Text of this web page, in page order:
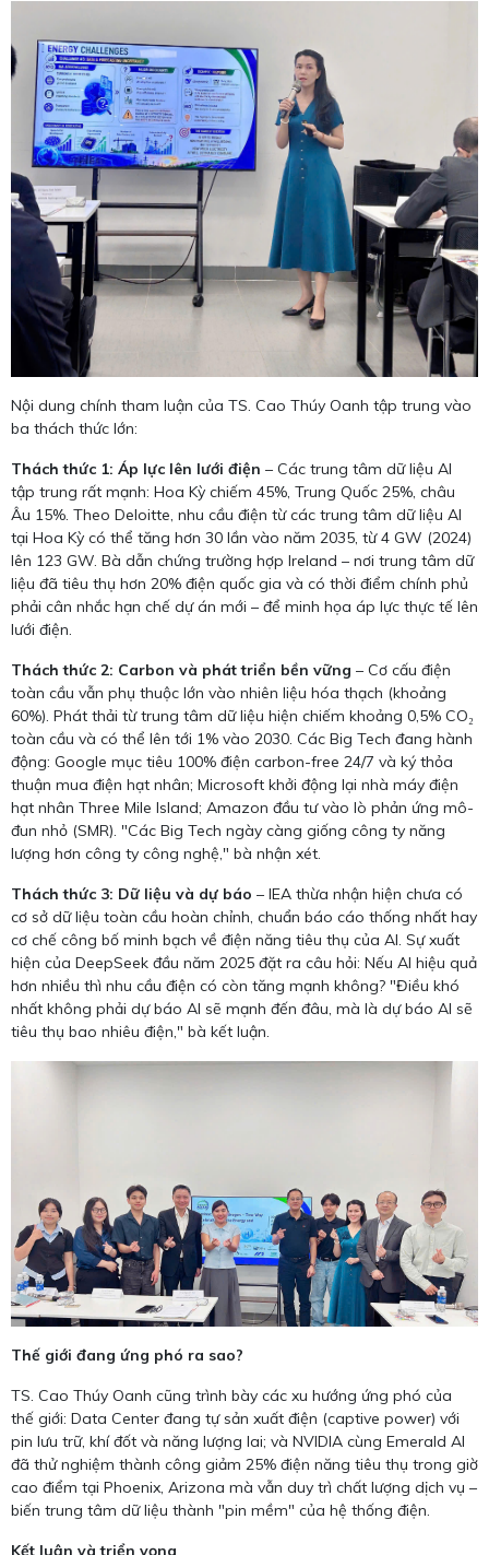
Nội dung chính tham luận của TS. Cao Thúy Oanh tập trung vào
ba thách thức lớn:
Thách thức 1: Áp lực lên lưới điện – Các trung tâm dữ liệu AI
tập trung rất mạnh: Hoa Kỳ chiếm 45%, Trung Quốc 25%, châu
Âu 15%. Theo Deloitte, nhu cầu điện từ các trung tâm dữ liệu AI
tại Hoa Kỳ có thể tăng hơn 30 lần vào năm 2035, từ 4 GW (2024)
lên 123 GW. Bà dẫn chứng trường hợp Ireland – nơi trung tâm dữ
liệu đã tiêu thụ hơn 20% điện quốc gia và có thời điểm chính phủ
phải cân nhắc hạn chế dự án mới – để minh họa áp lực thực tế lên
lưới điện.
Thách thức 2: Carbon và phát triển bền vững – Cơ cấu điện
toàn cầu vẫn phụ thuộc lớn vào nhiên liệu hóa thạch (khoảng
60%). Phát thải từ trung tâm dữ liệu hiện chiếm khoảng 0,5% CO₂
toàn cầu và có thể lên tới 1% vào 2030. Các Big Tech đang hành
động: Google mục tiêu 100% điện carbon-free 24/7 và ký thỏa
thuận mua điện hạt nhân; Microsoft khởi động lại nhà máy điện
hạt nhân Three Mile Island; Amazon đầu tư vào lò phản ứng mô-
đun nhỏ (SMR). "Các Big Tech ngày càng giống công ty năng
lượng hơn công ty công nghệ," bà nhận xét.
Thách thức 3: Dữ liệu và dự báo – IEA thừa nhận hiện chưa có
cơ sở dữ liệu toàn cầu hoàn chỉnh, chuẩn báo cáo thống nhất hay
cơ chế công bố minh bạch về điện năng tiêu thụ của AI. Sự xuất
hiện của DeepSeek đầu năm 2025 đặt ra câu hỏi: Nếu AI hiệu quả
hơn nhiều thì nhu cầu điện có còn tăng mạnh không? "Điều khó
nhất không phải dự báo AI sẽ mạnh đến đâu, mà là dự báo AI sẽ
tiêu thụ bao nhiêu điện," bà kết luận.
Thế giới đang ứng phó ra sao?
TS. Cao Thúy Oanh cũng trình bày các xu hướng ứng phó của
thế giới: Data Center đang tự sản xuất điện (captive power) với
pin lưu trữ, khí đốt và năng lượng lai; và NVIDIA cùng Emerald AI
đã thử nghiệm thành công giảm 25% điện năng tiêu thụ trong giờ
cao điểm tại Phoenix, Arizona mà vẫn duy trì chất lượng dịch vụ –
biến trung tâm dữ liệu thành "pin mềm" của hệ thống điện.
Kết luận và triển vọng